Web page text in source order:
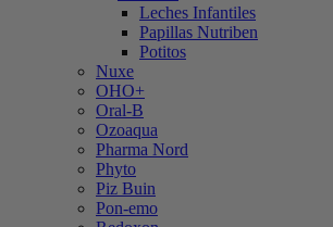
Leches Infantiles
Papillas Nutriben
Potitos
Nuxe
OHO+
Oral-B
Ozoaqua
Pharma Nord
Phyto
Piz Buin
Pon-emo